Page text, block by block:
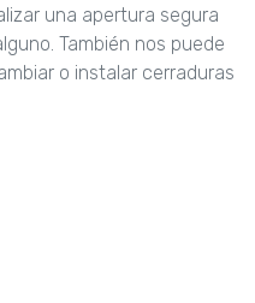
una apertura segura
También nos puede
o instalar cerraduras